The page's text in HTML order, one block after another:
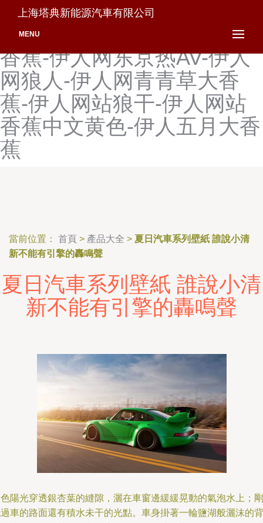
伊人婷婷五月天综合-伊人婷
婷香蕉-伊人网AV-伊人网大
香蕉-伊人网东京热AV-伊人
网狼人-伊人网青青草大香
蕉-伊人网站狼干-伊人网站
香蕉中文黄色-伊人五月大香
蕉
上海塔典新能源汽車有限公司
MENU
當前位置： 首頁 > 產品大全 > 夏日汽車系列壁紙 誰說小清
新不能有引擎的轟鳴聲
夏日汽車系列壁紙 誰說小清
新不能有引擎的轟鳴聲
陽光穿透銀杏葉的縫隙，灑在車窗邊緩緩晃動的氣泡水上；剛
車的路面還有積水未干的光點。車身掛著一輪鹽湖般灑沫的背